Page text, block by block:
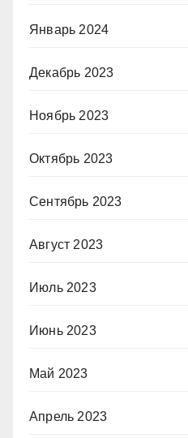
Январь 2024
Декабрь 2023
Ноябрь 2023
Октябрь 2023
Сентябрь 2023
Август 2023
Июль 2023
Июнь 2023
Май 2023
Апрель 2023